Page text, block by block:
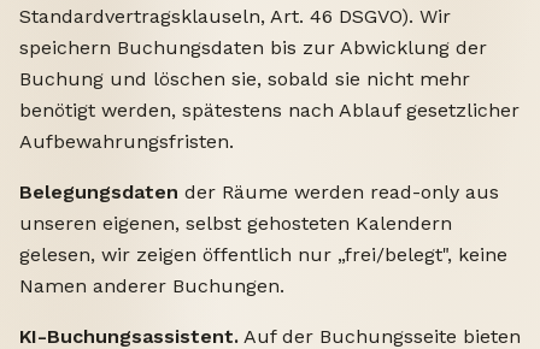
Standardvertragsklauseln, Art. 46 DSGVO). Wir
speichern Buchungsdaten bis zur Abwicklung der
Buchung und löschen sie, sobald sie nicht mehr
benötigt werden, spätestens nach Ablauf gesetzlicher
Aufbewahrungsfristen.
Belegungsdaten der Räume werden read-only aus
unseren eigenen, selbst gehosteten Kalendern
gelesen, wir zeigen öffentlich nur „frei/belegt", keine
Namen anderer Buchungen.
KI-Buchungsassistent. Auf der Buchungsseite bieten